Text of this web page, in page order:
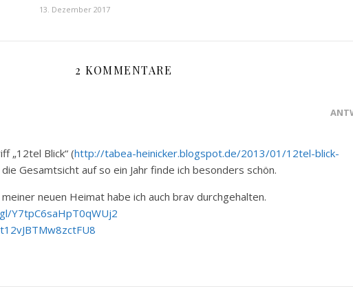
13. Dezember 2017
2 KOMMENTARE
„12tel Blick“ (http://tabea-heinicker.blogspot.de/2013/01/12tel-blick-
Gesamtsicht auf so ein Jahr finde ich besonders schön.
neuen Heimat habe ich auch brav durchgehalten.
Y7tpC6saHpT0qWUj2